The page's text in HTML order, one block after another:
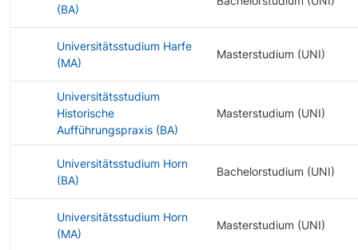
(BA)
Universitätsstudium Harfe
(MA)
Masterstudium (UNI)
Universitätsstudium
Historische
Aufführungspraxis (BA)
Masterstudium (UNI)
Universitätsstudium Horn
(BA)
Bachelorstudium (UNI)
Universitätsstudium Horn
(MA)
Masterstudium (UNI)